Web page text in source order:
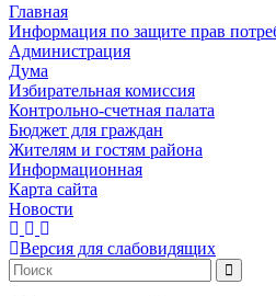
Главная
Информация по защите прав
Администрация
Дума
Избирательная комиссия
Контрольно-счетная палата
Бюджет для граждан
Жителям и гостям района
Информационная
Карта сайта
Новости
Версия для слабовидящих